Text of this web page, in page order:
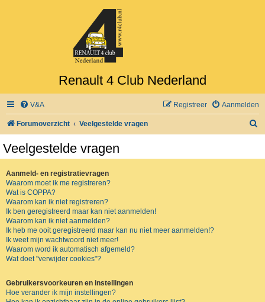
Renault 4 Club Nederland
V&A Aanmelden
Registreer
Forumoverzicht Veelgestelde vragen
Veelgestelde vragen
Aanmeld- en registratievragen
Waarom moet ik me registreren?
Wat is COPPA?
Waarom kan ik niet registreren?
Ik ben geregistreerd maar kan niet aanmelden!
Waarom kan ik niet aanmelden?
Ik heb me ooit geregistreerd maar kan nu niet meer aanmelden!?
Ik weet mijn wachtwoord niet meer!
Waarom word ik automatisch afgemeld?
Wat doet "verwijder cookies"?
Gebruikersvoorkeuren en instellingen
Hoe verander ik mijn instellingen?